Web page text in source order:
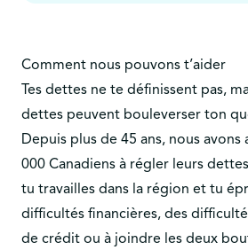
Comment nous pouvons t’aider
Tes dettes ne te définissent pas,
dettes peuvent bouleverser ton
Depuis plus de 45 ans, nous avons
000 Canadiens à régler leurs
tu travailles dans la région et tu
difficultés financières, des
de crédit ou à joindre les deux